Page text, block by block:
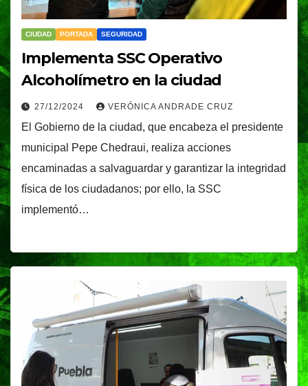
CIUDAD PORTADA SEGURIDAD
Implementa SSC Operativo
Alcoholímetro en la ciudad
27/12/2024 VERÓNICA ANDRADE CRUZ
El Gobierno de la ciudad, que encabeza el presidente
municipal Pepe Chedraui, realiza acciones
encaminadas a salvaguardar y garantizar la integridad
física de los ciudadanos; por ello, la SSC
implementó…